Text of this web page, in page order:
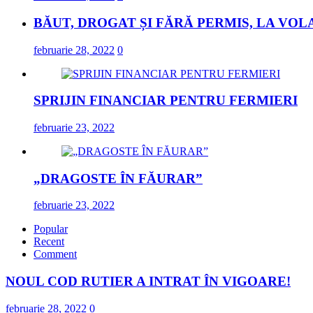
BĂUT, DROGAT ȘI FĂRĂ PERMIS, LA
februarie 28, 2022 0
SPRIJIN FINANCIAR PENTRU FERMIERI
februarie 23, 2022
„DRAGOSTE ÎN FĂURAR”
februarie 23, 2022
Popular
Recent
Comment
NOUL COD RUTIER A INTRAT ÎN VIGOARE!
februarie 28, 2022 0